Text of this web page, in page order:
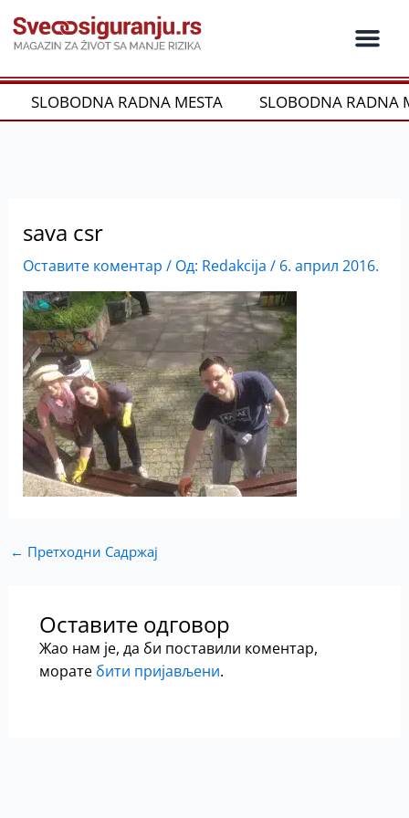
на
садржај
SLOBODNA RADNA MESTA SLOBODNA RADNA
sava csr
Оставите коментар / Од: Redakcija / 6. април 2016.
← Претходни Садржај
Оставите одговор
Жао нам је, да би поставили коментар,
морате бити пријављени.